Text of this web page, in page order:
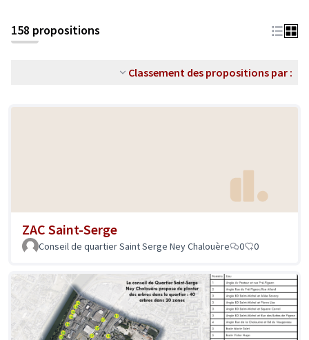
158 propositions
Classement des propositions par :
ZAC Saint-Serge
Conseil de quartier Saint Serge Ney Chalouère 0 0